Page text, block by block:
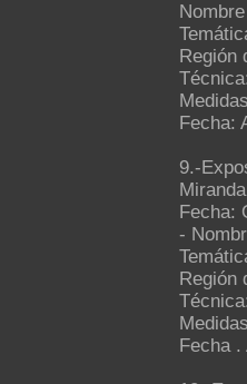
Región
Fecha:
9.-
Fecha:
-
Región
Fecha .